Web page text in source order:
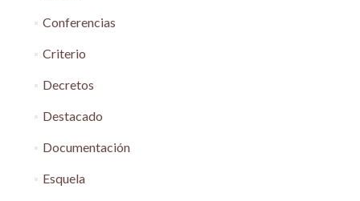
Conferencias
Criterio
Decretos
Destacado
Documentación
Esquela